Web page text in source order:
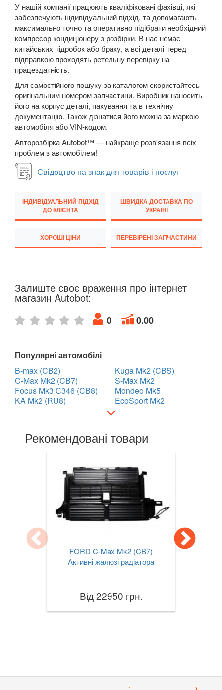
NISSAN keyboard_arrow_down
OPEL keyboard_arrow_down
PEUGEOT
PORSCHE
RENAULT keyboard_arrow_down
ROVER
SAAB
SEAT
SKODA
SUBARU
SUZUKI keyboard_arrow_down
VOLKSWAGEN
VOLVO
У нашій компанії працюють кваліфіковані фахівці, які
забезпечують індивідуальний підхід, та допомагають
максимально точно та оперативно підібрати необхідний
компресор кондиціонеру з розбірки. В нас немає
китайських підробок або браку, а всі деталі перед
відправкою проходять ретельну перевірку на
працездатність.
Для самостійного пошуку за каталогом скористайтесь
оригінальним номером запчастини. Виробник наносить
його на корпус деталі, пакування та в технічну
документацію. Також дізнатися його можна за маркою
автомобіля або VIN-кодом.
Авторозбірка Autobot™ — найкраще розв'язання всіх
проблем з автомобілем!
Свідоцтво на знак для товарів і послуг
ІНДИВІДУАЛЬНИЙ ПІДХІД
ДО КЛІЄНТА
ШВИДКА ДОСТАВКА ПО
УКРАЇНІ
ХОРОШІ ЦІНИ ПЕРЕВІРЕНІ ЗАПЧАСТИНИ
Залиште своє враження про інтернет
магазин Autobot:
0 0.00
Популярні автомобілі
B-max (CB2)
C-Max Mk2 (CB7)
Focus Mk3 С346 (CB8)
KA Mk2 (RU8)
Kuga Mk2 (CBS)
S-Max Mk2
Mondeo Mk5
EcoSport Mk2
Рекомендовані товари
FORD C-Max Mk2 (CB7)
Активні жалюзі радіатора
Від 22950 грн.